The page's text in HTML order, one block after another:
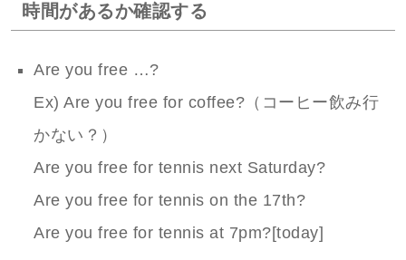
時間があるか確認する
Are you free …?
Ex) Are you free for coffee?（コーヒー飲み行
かない？）
Are you free for tennis next Saturday?
Are you free for tennis on the 17th?
Are you free for tennis at 7pm?[today]